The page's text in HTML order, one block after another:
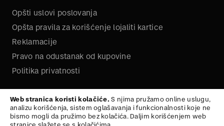
Opšti uslovi poslovanja
Opšta pravila za korišćenje lojaliti kartice
Reklamacije
Pravo na odustanak od kupovine
Politika privatnosti
Kariera
Web stranica koristi kolačiće. S njima pružamo online uslugu,
analizu korišćenja, sistem oglašavanja i funkcionalnosti koje ne
bismo mogli da pružimo bez kolačića. Daljim korišćenjem web